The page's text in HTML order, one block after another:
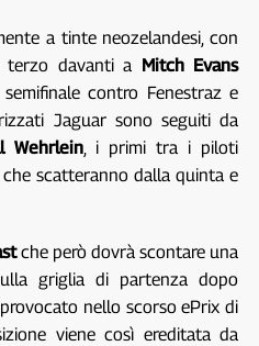
a tinte neozelandesi, con
terzo davanti a Mitch Evans
contro Fenestraz e
Jaguar sono seguiti da
Wehrlein, i primi tra i piloti
scatteranno dalla quinta e
che però dovrà scontare una
griglia di partenza dopo
nello scorso ePrix di
viene così ereditata da